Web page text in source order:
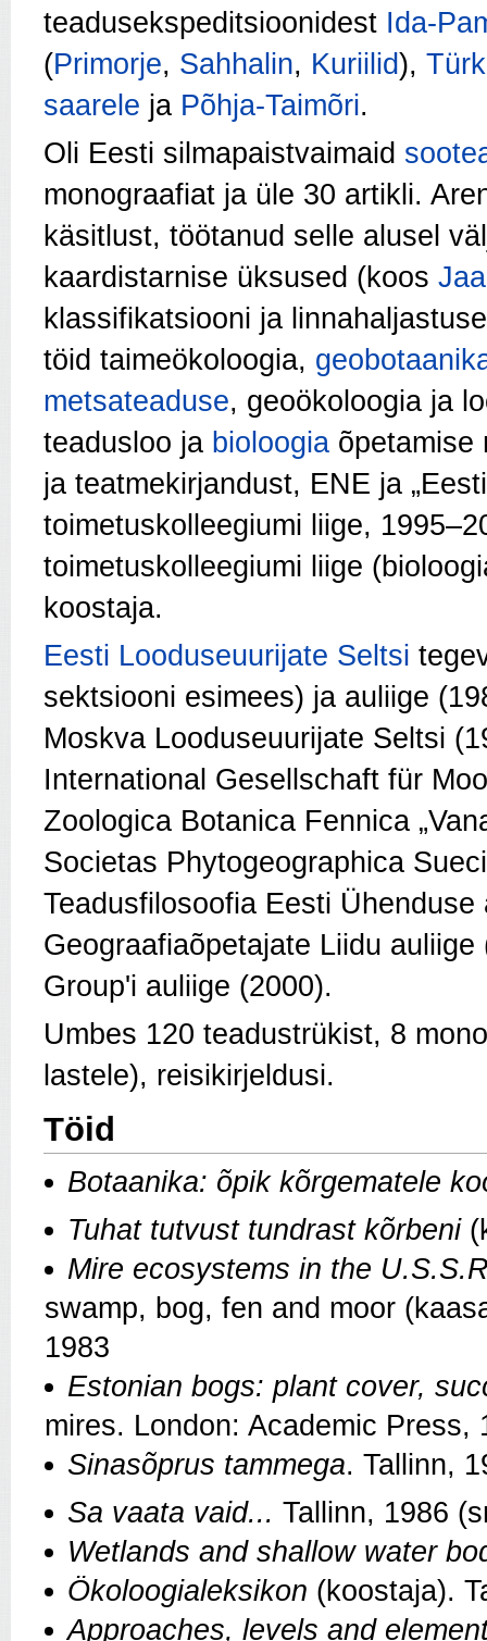
teadusekspeditsioonidest Ida-
(Primorje, Sahhalin, Kuriilid),
saarele ja Põhja-Taimõri.
Oli Eesti silmapaistvaimaid
monograafiat ja üle 30 artikli.
käsitlust, töötanud selle alusel
kaardistarnise üksused (koos
klassifikatsiooni ja
töid taimeökoloogia,
metsateaduse, geoökoloogia ja
teadusloo ja bioloogia õpetamise
ja teatmekirjandust, ENE ja
toimetuskolleegiumi liige,
toimetuskolleegiumi liige
koostaja.
Eesti Looduseuurijate Seltsi
sektsiooni esimees) ja auliige
Moskva Looduseuurijate Seltsi
International Gesellschaft für
Zoologica Botanica Fennica
Societas Phytogeographica
Teadusfilosoofia Eesti
Geograafiaõpetajate Liidu
Group'i auliige (2000).
Umbes 120 teadustrükist, 8
lastele), reisikirjeldusi.
Töid
Botaanika: õpik kõrgematele
Tuhat tutvust tundrast kõrbeni
Mire ecosystems in the
swamp, bog, fen and moor
1983
Estonian bogs: plant cover,
mires. London: Academic Press,
Sinasõprus tammega. Tallinn,
Sa vaata vaid... Tallinn, 1986
Wetlands and shallow water
Ökoloogialeksikon (koostaja).
Approaches, levels and